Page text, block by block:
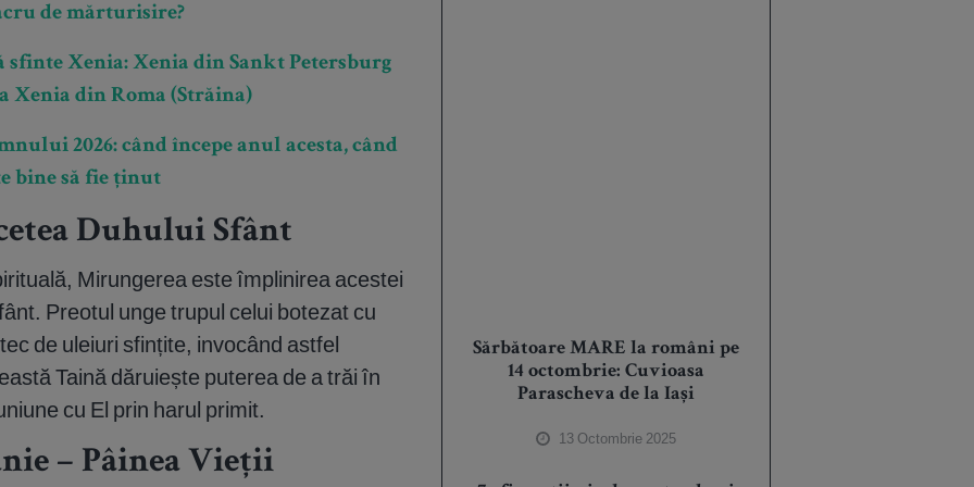
de mărturisire?
sfinte Xenia: Xenia din Sankt Petersburg
Xenia din Roma (Străina)
2026: când începe anul acesta, când
bine să fie ținut
Duhului Sfânt
Mirungerea este împlinirea acestei
Preotul unge trupul celui botezat cu
de uleiuri sfințite, invocând astfel
Taină dăruiește puterea de a trăi în
cu El prin harul primit.
– Pâinea Vieții
Sărbătoare MARE la români pe
14 octombrie: Cuvioasa
Parascheva de la Iași
13 Octombrie 2025